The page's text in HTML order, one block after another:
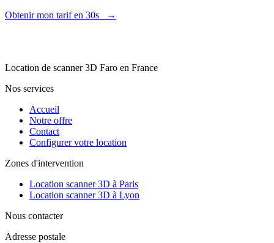
Obtenir mon tarif en 30s
→
Location de scanner 3D Faro en France
Nos services
Accueil
Notre offre
Contact
Configurer votre location
Zones d'intervention
Location scanner 3D à Paris
Location scanner 3D à Lyon
Nous contacter
Adresse postale